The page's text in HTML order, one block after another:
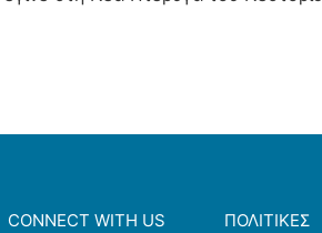
CONNECT WITH US ΠΟΛΙΤΙΚΕΣ